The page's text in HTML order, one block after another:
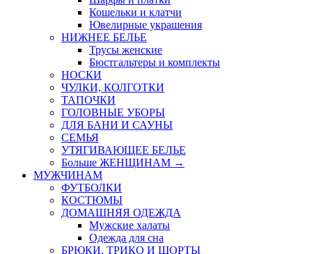
Кошельки и клатчи
Ювелирные украшения
НИЖНЕЕ БЕЛЬЕ
Трусы женские
Бюстгальтеры и комплекты
НОСКИ
ЧУЛКИ, КОЛГОТКИ
ТАПОЧКИ
ГОЛОВНЫЕ УБОРЫ
ДЛЯ БАНИ И САУНЫ
СЕМЬЯ
УТЯГИВАЮЩЕЕ БЕЛЬЕ
Больше ЖЕНЩИНАМ →
МУЖЧИНАМ
ФУТБОЛКИ
КОСТЮМЫ
ДОМАШНЯЯ ОДЕЖДА
Мужские халаты
Одежда для сна
БРЮКИ, ТРИКО И ШОРТЫ